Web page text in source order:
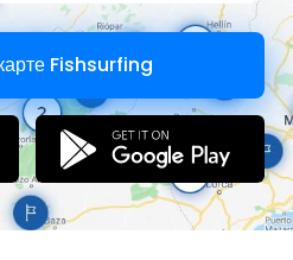
Fishsurfing